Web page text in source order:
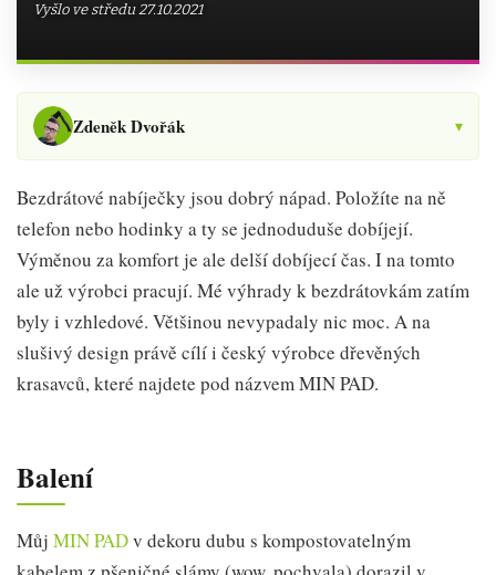
Vyšlo ve středu 27.10.2021
Zdeněk Dvořák ▾
Bezdrátové nabíječky jsou dobrý nápad. Položíte na ně
telefon nebo hodinky a ty se jednoduduše dobíjejí.
Výměnou za komfort je ale delší dobíjecí čas. I na tomto
ale už výrobci pracují. Mé výhrady k bezdrátovkám zatím
byly i vzhledové. Většinou nevypadaly nic moc. A na
slušivý design právě cílí i český výrobce dřevěných
krasavců, které najdete pod názvem MIN PAD.
Balení
Můj MIN PADv dekoru dubu s kompostovatelným